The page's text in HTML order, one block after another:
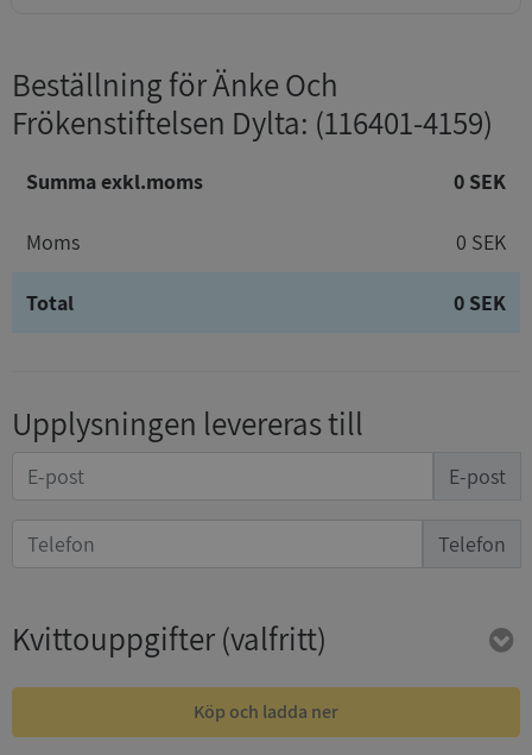
Beställning för Änke Och
Frökenstiftelsen Dylta: (116401-4159)
Summa exkl.moms 0 SEK
Moms 0 SEK
Total 0 SEK
Upplysningen levereras till
E-post
Telefon
Kvittouppgifter(valfritt)
Köp och ladda ner